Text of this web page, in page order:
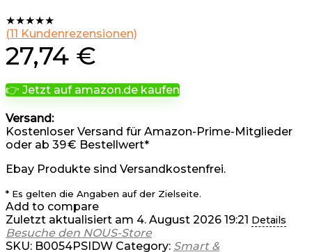
★★★★★
(11 Kundenrezensionen)
27,74 €
👉 Jetzt auf amazon.de kaufen
Versand:
Kostenloser Versand für Amazon-Prime-Mitglieder
oder ab 39 € Bestellwert*
Ebay Produkte sind Versandkostenfrei.
* Es gelten die Angaben auf der Zielseite.
Add to compare
Zuletzt aktualisiert am 4. August 2026 19:21 Details
Besuche den NOUS-Store
SKU: B0054PSIDW Category: Smart &